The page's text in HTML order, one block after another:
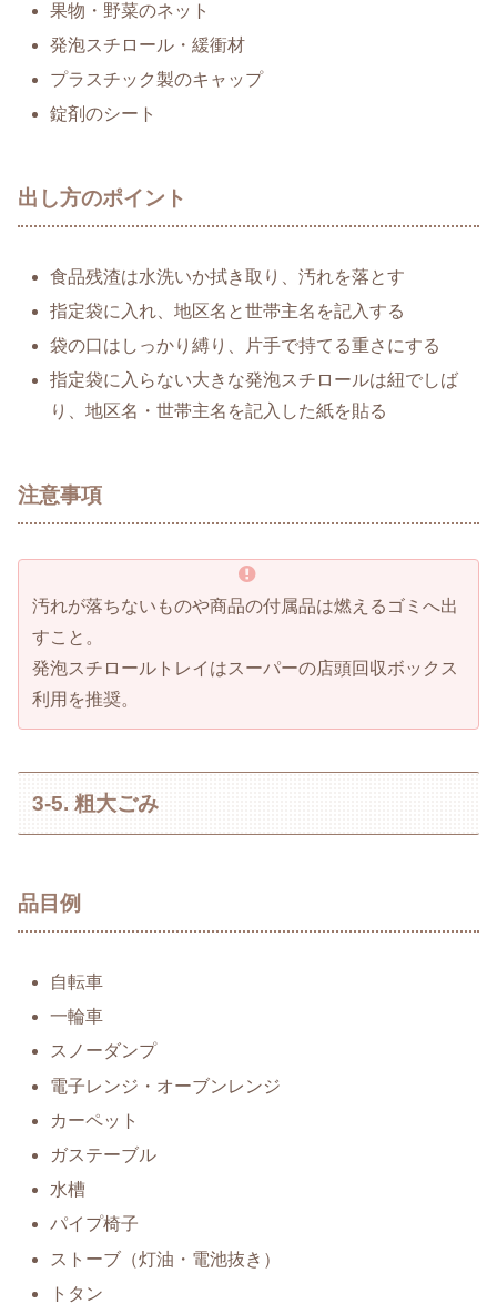
果物・野菜のネット
発泡スチロール・緩衝材
プラスチック製のキャップ
錠剤のシート
出し方のポイント
食品残渣は水洗いか拭き取り、汚れを落とす
指定袋に入れ、地区名と世帯主名を記入する
袋の口はしっかり縛り、片手で持てる重さにする
指定袋に入らない大きな発泡スチロールは紐でしば
り、地区名・世帯主名を記入した紙を貼る
注意事項
汚れが落ちないものや商品の付属品は燃えるゴミへ出
すこと。
発泡スチロールトレイはスーパーの店頭回収ボックス
利用を推奨。
3-5. 粗大ごみ
品目例
自転車
一輪車
スノーダンプ
電子レンジ・オーブンレンジ
カーペット
ガステーブル
水槽
パイプ椅子
ストーブ（灯油・電池抜き）
トタン